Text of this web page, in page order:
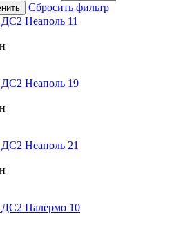
Сбросить фильтр
Неаполь 11
ДС2 Неаполь 19
ДС2 Неаполь 21
ДС2 Палермо 10